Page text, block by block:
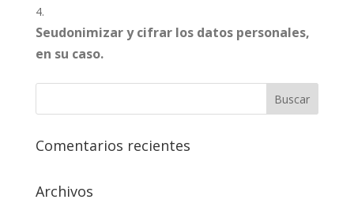
Seudonimizar y cifrar los datos personales,
en su caso.
Comentarios recientes
Archivos